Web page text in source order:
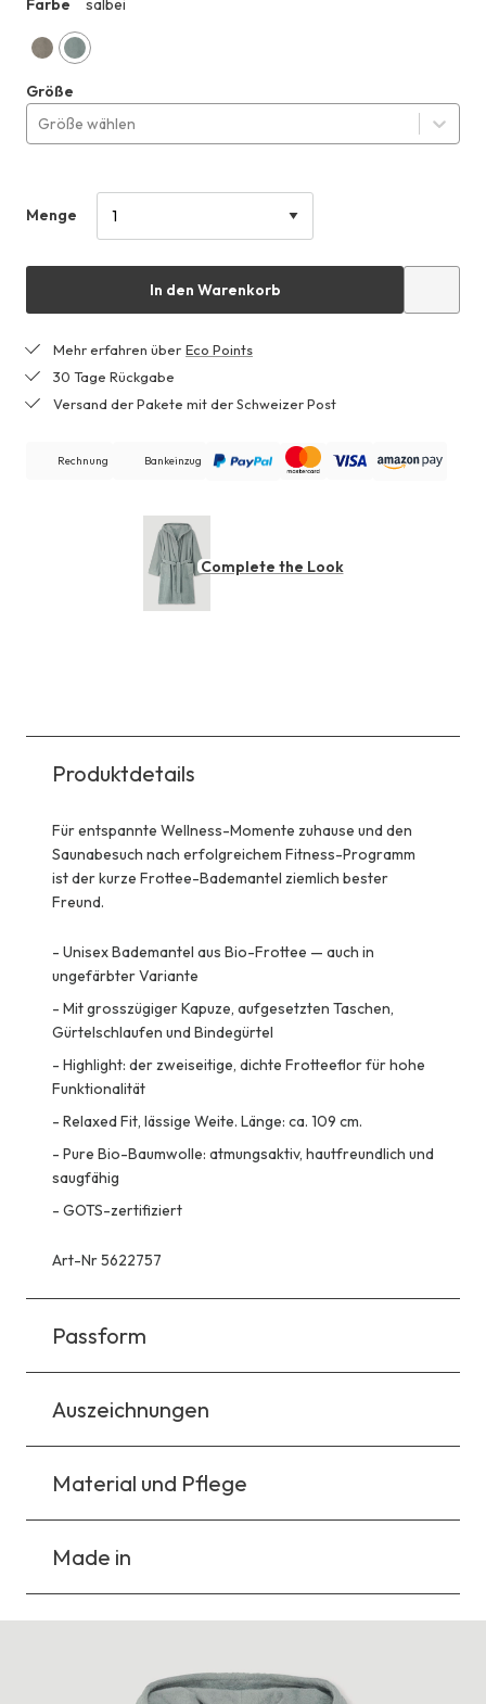
CHF 129.99
Farbe
salbei
Größe
Größe wählen
Menge
In den Warenkorb
Mehr erfahren über Eco Points
30 Tage Rückgabe
Versand der Pakete mit der Schweizer Post
Rechnung Bankeinzug
Complete the Look
Produktdetails
Für entspannte Wellness-Momente zuhause und den
Saunabesuch nach erfolgreichem Fitness-Programm
ist der kurze Frottee-Bademantel ziemlich bester
Freund.
- Unisex Bademantel aus Bio-Frottee — auch in
ungefärbter Variante
- Mit grosszügiger Kapuze, aufgesetzten Taschen,
Gürtelschlaufen und Bindegürtel
- Highlight: der zweiseitige, dichte Frotteeflor für hohe
Funktionalität
- Relaxed Fit, lässige Weite. Länge: ca. 109 cm.
- Pure Bio-Baumwolle: atmungsaktiv, hautfreundlich und
saugfähig
- GOTS-zertifiziert
Art-Nr 5622757
Passform
Auszeichnungen
Material und Pflege
Made in